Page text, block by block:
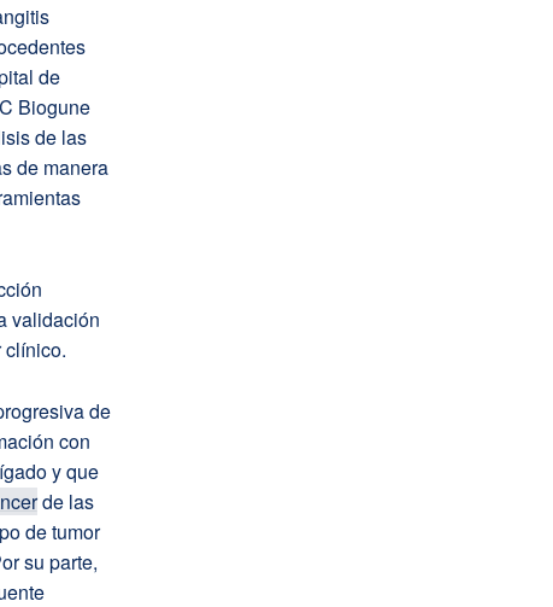
de
Biogune
de las
de manera
validación
clínico.
de
con
y que
de las
de tumor
su parte,